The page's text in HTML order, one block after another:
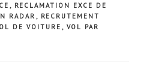
, RECLAMATION EXCE DE
RADAR , RECRUTEMENT
DE VOITURE , VOL PAR